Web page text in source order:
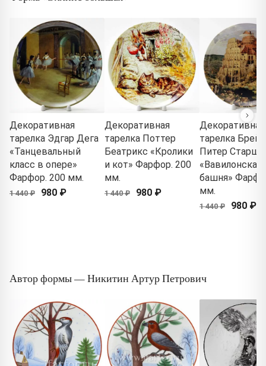
Декоративная
тарелка Эдгар Дега
«Танцевальный
класс в опере»
Фарфор. 200 мм.
1 440 ₽ 980 ₽
Декоративная
тарелка Поттер
Беатрикс «Кролики
и кот» Фарфор. 200
мм.
1 440 ₽ 980 ₽
Декоративная
тарелка
Питер
«Вавилонская
башня»
мм.
1 440 ₽ 980 ₽
Автор формы — Никитин Артур Петрович